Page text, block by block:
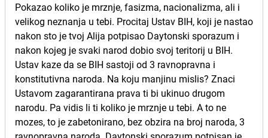
Pokazao koliko je mrznje, fasizma, nacionalizma, ali i
velikog neznanja u tebi. Procitaj Ustav BIH, koji je nastao
nakon sto je tvoj Alija potpisao Daytonski sporazum i
nakon kojeg je svaki narod dobio svoj teritorij u BIH.
Ustav kaze da se BIH sastoji od 3 ravnopravna i
konstitutivna naroda. Na koju manjinu mislis? Znaci
Ustavom zagarantirana prava ti bi ukinuo drugom
narodu. Pa vidis li ti koliko je mrznje u tebi. A to ne
mozes, to je zabetonirano, bez obzira na broj naroda, 3